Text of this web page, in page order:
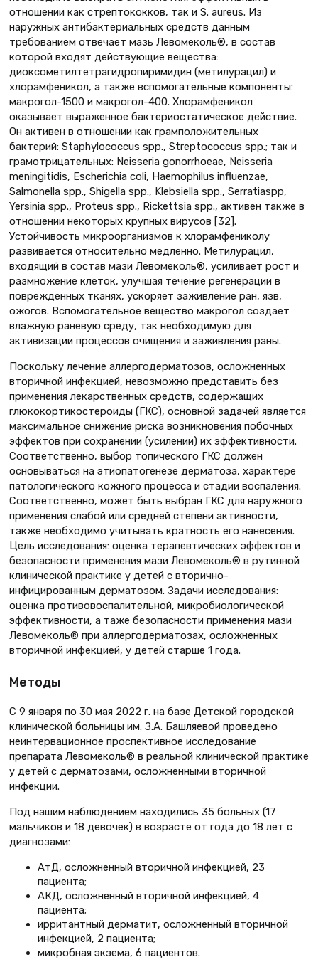
отношении как стрептококков, так и S. aureus. Из
наружных антибактериальных средств данным
требованием отвечает мазь Левомеколь®, в состав
которой входят действующие вещества:
диоксометилтетрагидропиримидин (метилурацил) и
хлорамфеникол, а также вспомогательные компоненты:
макрогол-1500 и макрогол-400. Хлорамфеникол
оказывает выраженное бактериостатическое действие.
Он активен в отношении как грамположительных
бактерий: Staphylococcus spp., Streptococcus spp.; так и
грамотрицательных: Neisseria gonorrhoeae, Neisseria
meningitidis, Escherichia coli, Haemophilus influenzae,
Salmonella spp., Shigella spp., Klebsiella spp., Serratiaspp,
Yersinia spp., Proteus spp., Rickettsia spp., активен также в
отношении некоторых крупных вирусов [32].
Устойчивость микроорганизмов к хлорамфениколу
развивается относительно медленно. Метилурацил,
входящий в состав мази Левомеколь®, усиливает рост и
размножение клеток, улучшая течение регенерации в
поврежденных тканях, ускоряет заживление ран, язв,
ожогов. Вспомогательное вещество макрогол создает
влажную раневую среду, так необходимую для
активизации процессов очищения и заживления раны.
Поскольку лечение аллергодерматозов, осложненных
вторичной инфекцией, невозможно представить без
применения лекарственных средств, содержащих
глюкокортикостероиды (ГКС), основной задачей является
максимальное снижение риска возникновения побочных
эффектов при сохранении (усилении) их эффективности.
Соответственно, выбор топического ГКС должен
основываться на этиопатогенезе дерматоза, характере
патологического кожного процесса и стадии воспаления.
Соответственно, может быть выбран ГКС для наружного
применения слабой или средней степени активности,
также необходимо учитывать кратность его нанесения.
Цель исследования: оценка терапевтических эффектов и
безопасности применения мази Левомеколь® в рутинной
клинической практике у детей с вторично-
инфицированным дерматозом. Задачи исследования:
оценка противовоспалительной, микробиологической
эффективности, а таже безопасности применения мази
Левомеколь® при аллергодерматозах, осложненных
вторичной инфекцией, у детей старше 1 года.
Методы
С 9 января по 30 мая 2022 г. на базе Детской городской
клинической больницы им. З.А. Башляевой проведено
неинтервационное проспективное исследование
препарата Левомеколь® в реальной клинической практике
у детей с дерматозами, осложненными вторичной
инфекции.
Под нашим наблюдением находились 35 больных (17
мальчиков и 18 девочек) в возрасте от года до 18 лет с
диагнозами:
АтД, осложненный вторичной инфекцией, 23
пациента;
АКД, осложненный вторичной инфекцией, 4
пациента;
ирритантный дерматит, осложненный вторичной
инфекцией, 2 пациента;
микробная экзема, 6 пациентов.